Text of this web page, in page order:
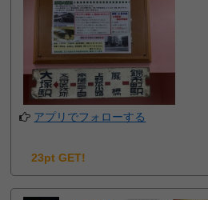
アプリでフォローする
23pt GET!